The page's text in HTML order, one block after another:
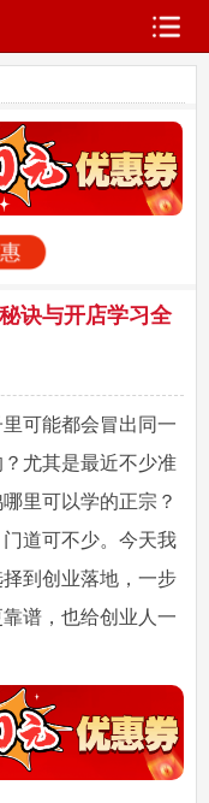
诀与开店学习全
可能都会冒出同一
尤其是最近不少准
里可以学的正宗？
道可不少。今天我
到创业落地，一步
谱，也给创业人一